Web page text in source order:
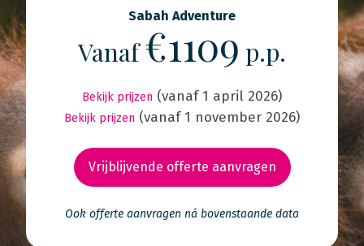
Sabah Adventure
Vanaf€1109 p.p.
Bekijk prijzen (vanaf 1 april 2026)
Bekijk prijzen (vanaf 1 november 2026)
Vrijblijvende offerte aanvragen
Ook offerte aanvragen ná bovenstaande data